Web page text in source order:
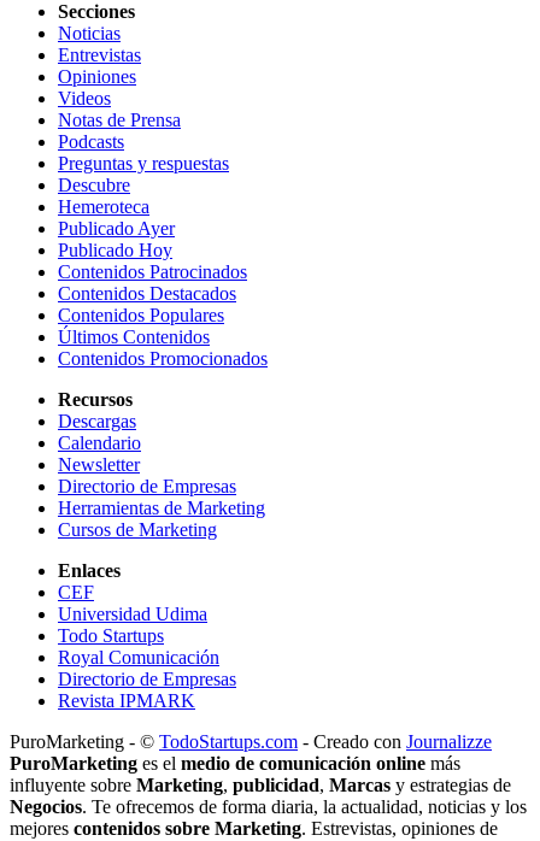
Secciones
Noticias
Entrevistas
Opiniones
Videos
Notas de Prensa
Podcasts
Preguntas y respuestas
Descubre
Hemeroteca
Publicado Ayer
Publicado Hoy
Contenidos Patrocinados
Contenidos Destacados
Contenidos Populares
Últimos Contenidos
Contenidos Promocionados
Recursos
Descargas
Calendario
Newsletter
Directorio de Empresas
Herramientas de Marketing
Cursos de Marketing
Enlaces
CEF
Universidad Udima
Todo Startups
Royal Comunicación
Directorio de Empresas
Revista IPMARK
PuroMarketing - © TodoStartups.com - Creado con Journalizze
PuroMarketing es el medio de comunicación online más
influyente sobre Marketing, publicidad, Marcas y estrategias de
Negocios. Te ofrecemos de forma diaria, la actualidad, noticias y los
mejores contenidos sobre Marketing. Estrevistas, opiniones de